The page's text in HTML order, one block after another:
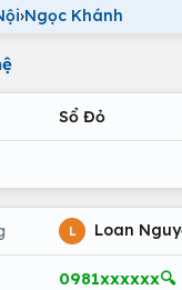
›Ngọc Khánh
Sổ Đỏ
L Loan
0981xxxxxx🔍